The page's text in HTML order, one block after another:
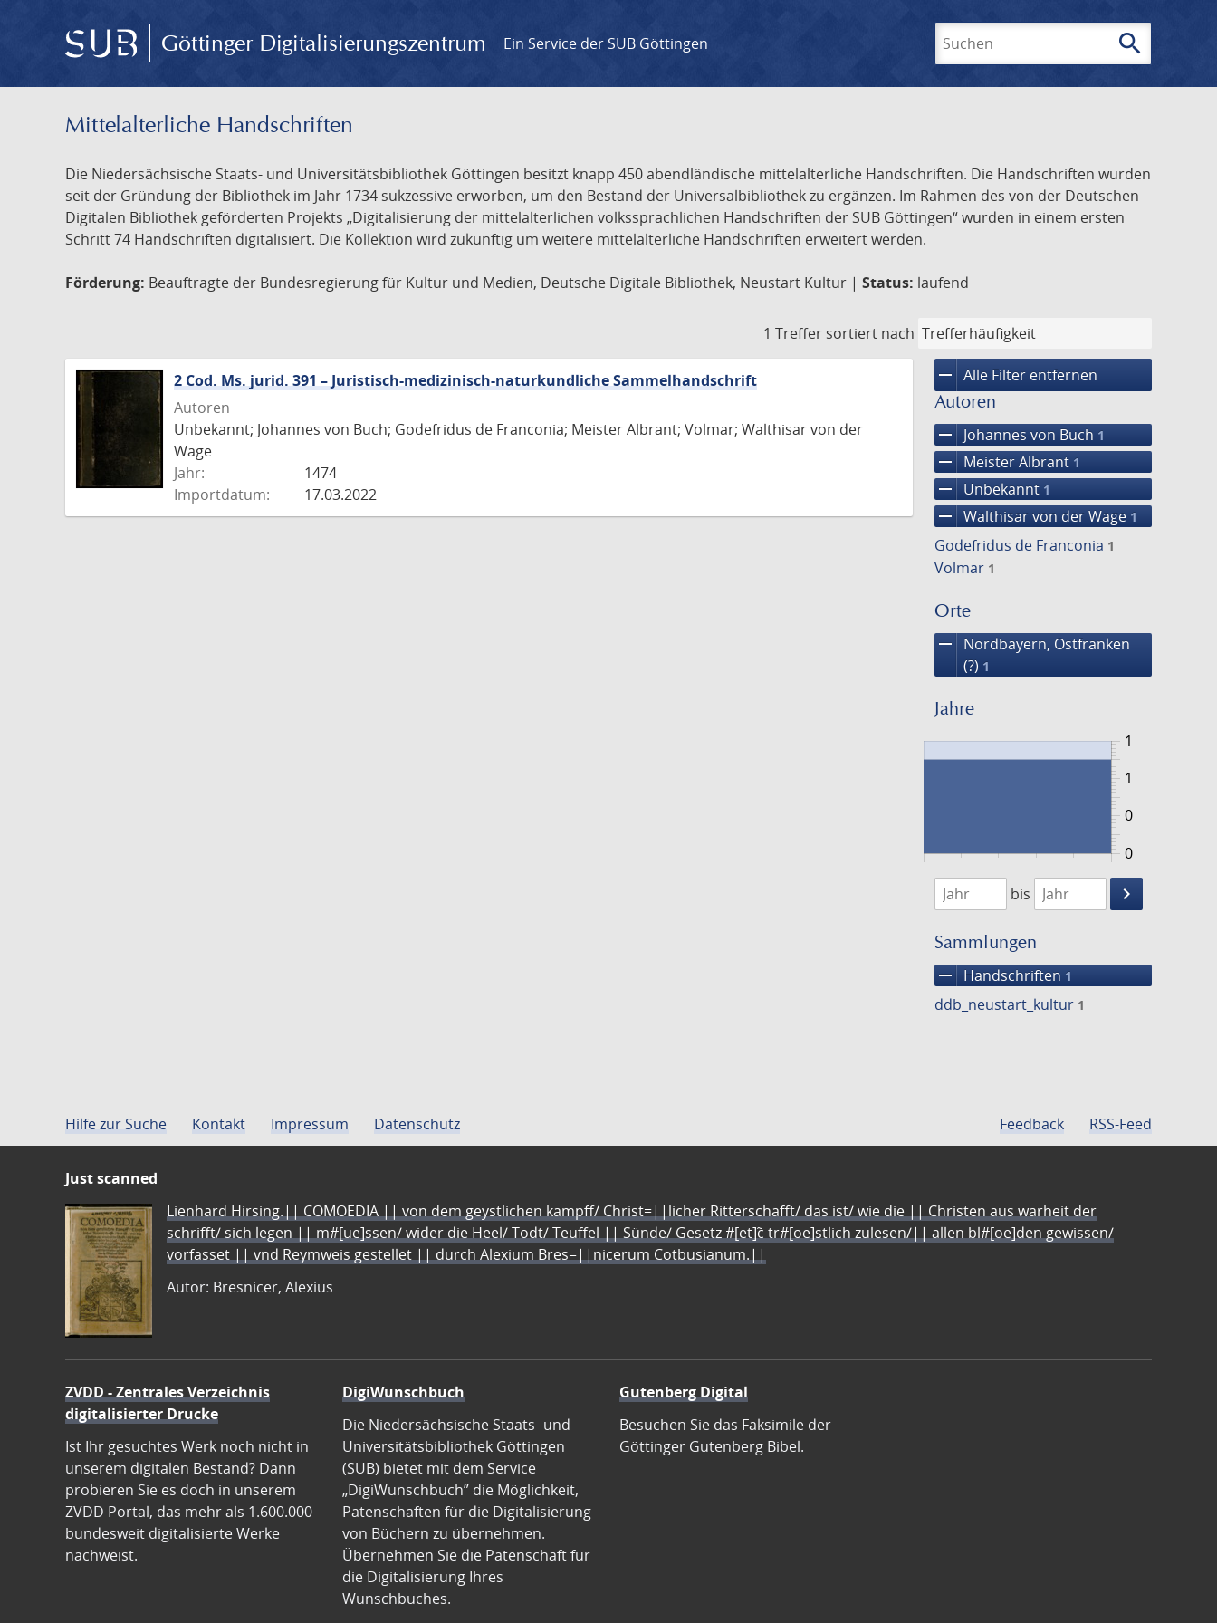
Göttinger Digitalisierungszentrum Ein Service der SUB Göttingen search
Mittelalterliche Handschriften
Die Niedersächsische Staats- und Universitätsbibliothek Göttingen besitzt knapp 450 abendländische mittelalterliche Handschriften. Die Handschriften wurden
seit der Gründung der Bibliothek im Jahr 1734 sukzessive erworben, um den Bestand der Universalbibliothek zu ergänzen. Im Rahmen des von der Deutschen
Digitalen Bibliothek geförderten Projekts „Digitalisierung der mittelalterlichen volkssprachlichen Handschriften der SUB Göttingen“ wurden in einem ersten
Schritt 74 Handschriften digitalisiert. Die Kollektion wird zukünftig um weitere mittelalterliche Handschriften erweitert werden.
Förderung: Beauftragte der Bundesregierung für Kultur und Medien, Deutsche Digitale Bibliothek, Neustart Kultur | Status: laufend
1 Treffer sortiert nach
remove Alle Filter entfernen
Autoren
remove Johannes von Buch 1
remove Meister Albrant 1
remove Unbekannt 1
remove Walthisar von der Wage 1
Godefridus de Franconia 1
Volmar 1
Orte
remove
Nordbayern, Ostfranken
(?) 1
Jahre
0
1
0
1
1474
1475
bis
keyboard_arrow_right
Suche
Sammlungen
remove Handschriften 1
ddb_neustart_kultur 1
2 Cod. Ms. jurid. 391 – Juristisch-medizinisch-naturkundliche Sammelhandschrift
Autoren
Unbekannt; Johannes von Buch; Godefridus de Franconia; Meister Albrant; Volmar; Walthisar von der
Wage
Jahr:
1474
Importdatum:
17.03.2022
Hilfe zur Suche Kontakt Impressum Datenschutz Feedback RSS-Feed
Just scanned
Lienhard Hirsing.|| COMOEDIA || von dem geystlichen kampff/ Christ=||licher Ritterschafft/ das ist/ wie die || Christen aus warheit der
schrifft/ sich legen || m#[ue]ssen/ wider die Heel/ Todt/ Teuffel || Sünde/ Gesetz #[et]c̃ tr#[oe]stlich zulesen/|| allen bl#[oe]den gewissen/
vorfasset || vnd Reymweis gestellet || durch Alexium Bres=||nicerum Cotbusianum.||
Autor: Bresnicer, Alexius
ZVDD - Zentrales Verzeichnis
digitalisierter Drucke
Ist Ihr gesuchtes Werk noch nicht in
unserem digitalen Bestand? Dann
probieren Sie es doch in unserem
ZVDD Portal, das mehr als 1.600.000
bundesweit digitalisierte Werke
nachweist.
DigiWunschbuch
Die Niedersächsische Staats- und
Universitätsbibliothek Göttingen
(SUB) bietet mit dem Service
„DigiWunschbuch” die Möglichkeit,
Patenschaften für die Digitalisierung
von Büchern zu übernehmen.
Übernehmen Sie die Patenschaft für
die Digitalisierung Ihres
Wunschbuches.
Gutenberg Digital
Besuchen Sie das Faksimile der
Göttinger Gutenberg Bibel.